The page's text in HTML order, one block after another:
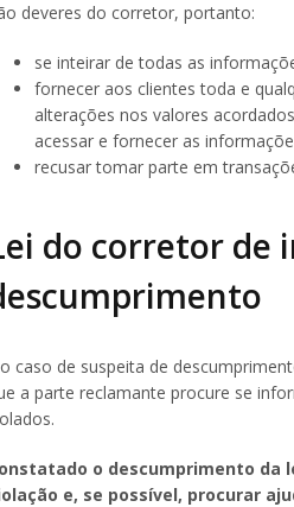
deveres do corretor, portanto:
se inteirar de todas as
fornecer aos clientes toda e
alterações nos valores
acessar e fornecer as
recusar tomar parte em
do corretor de
caso de suspeita de
a parte reclamante procure se
o descumprimento da
e, se possível, procurar